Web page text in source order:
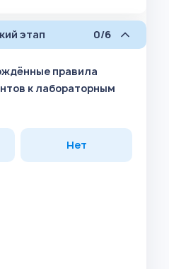
этап 0/6
правила
к лабораторным
Нет